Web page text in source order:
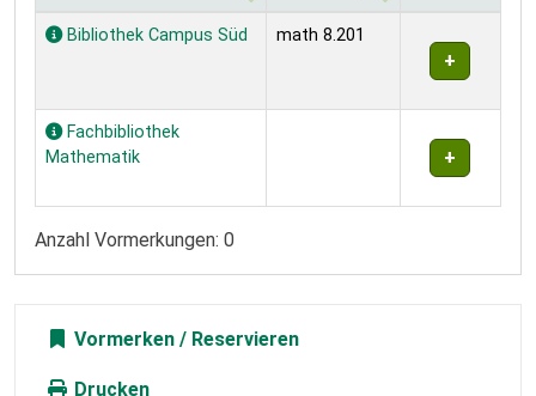
Exemplare
Bibliothek Campus Süd math 8.201
Fachbibliothek
Mathematik
Anzahl Vormerkungen: 0
Vormerken
Drucken